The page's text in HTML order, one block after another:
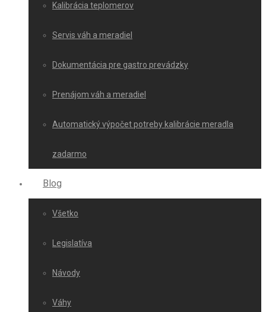
Kalibrácia teplomerov
Servis váh a meradiel
Dokumentácia pre gastro prevádzky
Prenájom váh a meradiel
Automatický výpočet potreby kalibrácie meradla
zadarmo
Blog
Všetko
Legislatíva
Návody
Váhy